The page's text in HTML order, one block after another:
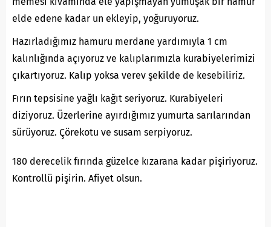
elde edene kadar un ekleyip, yoğuruyoruz.
Hazırladığımız hamuru merdane yardımıyla 1 cm
kalınlığında açıyoruz ve kalıplarımızla kurabiyelerimizi
çıkartıyoruz. Kalıp yoksa verev şekilde de kesebiliriz.
Fırın tepsisine yağlı kağıt seriyoruz. Kurabiyeleri
diziyoruz. Üzerlerine ayırdığımız yumurta sarılarından
sürüyoruz. Çörekotu ve susam serpiyoruz.
180 derecelik fırında güzelce kızarana kadar pişiriyoruz.
Kontrollü pişirin. Afiyet olsun.